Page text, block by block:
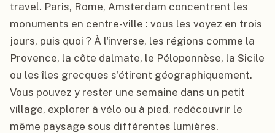
travel. Paris, Rome, Amsterdam concentrent les
monuments en centre-ville : vous les voyez en trois
jours, puis quoi ? À l'inverse, les régions comme la
Provence, la côte dalmate, le Péloponnèse, la Sicile
ou les îles grecques s'étirent géographiquement.
Vous pouvez y rester une semaine dans un petit
village, explorer à vélo ou à pied, redécouvrir le
même paysage sous différentes lumières.